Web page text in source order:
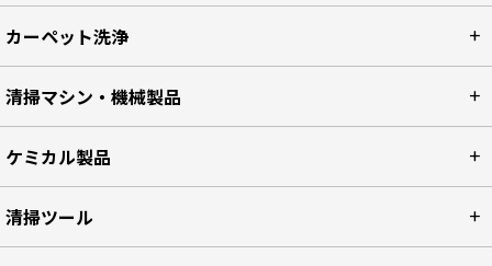
カーペット洗浄
清掃マシン・機械製品
ケミカル製品
清掃ツール